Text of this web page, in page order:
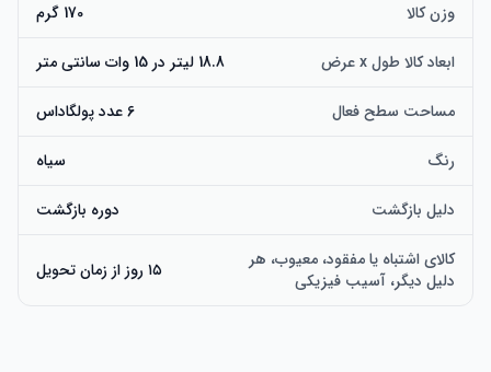
وزن کالا 170 گرم
ابعاد کالا طول x عرض 18.8 لیتر در 15 وات سانتی متر
مساحت سطح فعال 6 عدد پولگاداس
رنگ سیاه
دلیل بازگشت دوره بازگشت
کالای اشتباه یا مفقود، معیوب، هر
دلیل دیگر، آسیب فیزیکی
۱۵ روز از زمان تحویل